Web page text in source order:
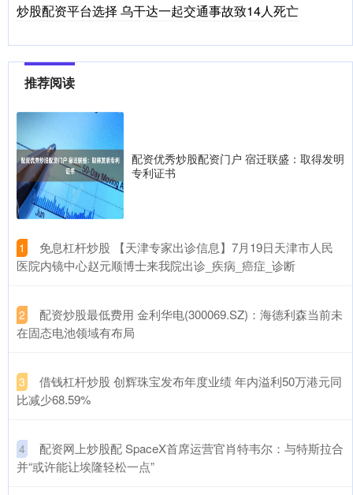
炒股配资平台选择 乌干达一起交通事故致14人死亡
推荐阅读
配资优秀炒股配资门户 宿迁联盛：取得发明
专利证书
1
​免息杠杆炒股 【天津专家出诊信息】7月19日天津市人民
医院内镜中心赵元顺博士来我院出诊_疾病_癌症_诊断
2
​配资炒股最低费用 金利华电(300069.SZ)：海德利森当前未
在固态电池领域有布局
3
​借钱杠杆炒股 创辉珠宝发布年度业绩 年内溢利50万港元同
比减少68.59%
4
​配资网上炒股配 SpaceX首席运营官肖特韦尔：与特斯拉合
并“或许能让埃隆轻松一点”